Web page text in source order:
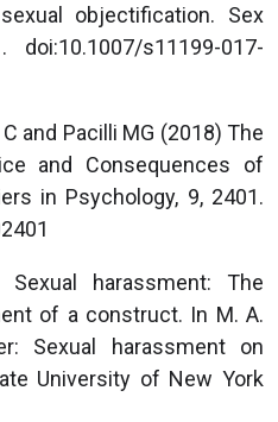
objectification. Sex
doi:10.1007/s11199-017-
and Pacilli MG (2018) The
and Consequences of
in Psychology, 9, 2401.
harassment: The
of a construct. In M. A.
Sexual harassment on
University of New York